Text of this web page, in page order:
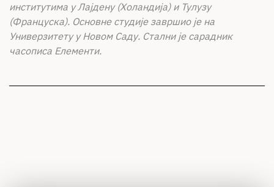
институтима у Лајдену (Холандија) и Тулузу
(Француска). Основне студије завршио је на
Универзитету у Новом Саду. Стални је сарадник
часописа Елементи.